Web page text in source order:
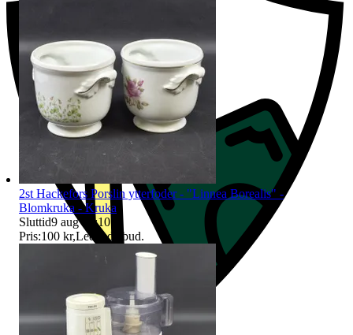
2st Hackefors Porslin ytterfoder - "Linnea Borealis" -
Blomkruka - Kruka
Sluttid9 aug 18:10.
Pris:100 kr,Ledande bud.